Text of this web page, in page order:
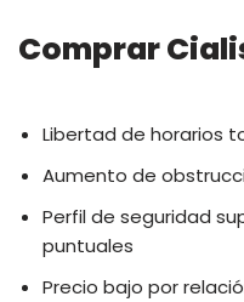
Comprar
Libertad de horarios
Aumento de
Perfil de seguridad
puntuales
Precio bajo por